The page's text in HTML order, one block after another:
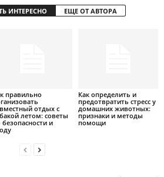
ИНТЕРЕСНО ЕЩЕ ОТ АВТОРА
правильно
отдых с
летом: советы
безопасности и
Как определить и
предотвратить стресс у
домашних животных:
признаки и методы
помощи